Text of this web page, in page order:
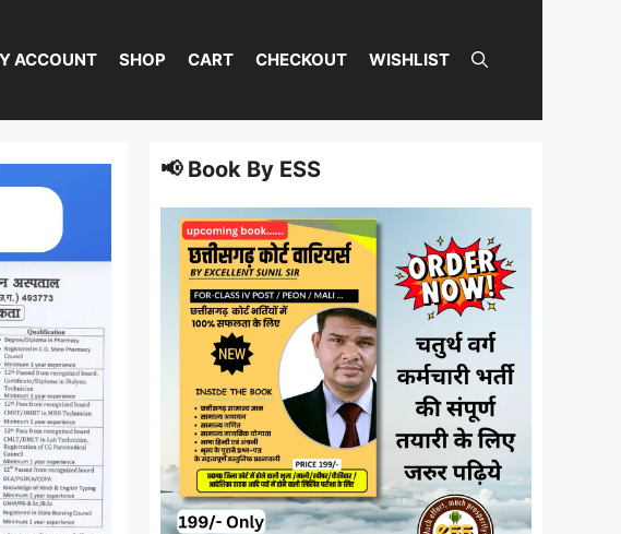
ACCOUNT SHOP CART CHECKOUT WISHLIST
📢 Book By ESS